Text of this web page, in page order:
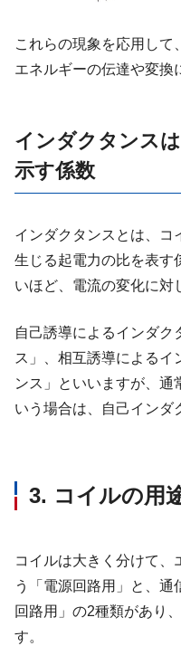
これらの現象を応用して
エネルギーの伝達や変換
インダクタンス
示す係数
インダクタンスとは、コ
生じる起電力の比を表す
いほど、電流の変化に対
自己誘導によるインダク
ス」、相互誘導によるイ
ンス」といいますが、通
いう場合は、自己インダ
3. コイルの用
コイルは大きく分けて、
う「電源回路用」と、
回路用」の2種類があり
す。